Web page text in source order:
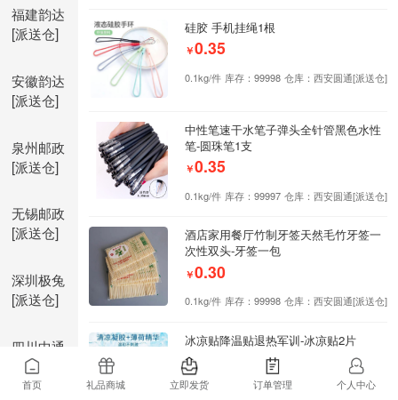
福建韵达
[派送仓]
安徽韵达
[派送仓]
泉州邮政
[派送仓]
无锡邮政
[派送仓]
深圳极兔
[派送仓]
四川中通
[派送仓]
硅胶 手机挂绳1根
￥0.35
0.1kg/件 库存：99998 仓库：西安圆通[派送仓]
中性笔速干水笔子弹头全针管黑色水性
笔-圆珠笔1支
￥0.35
0.1kg/件 库存：99997 仓库：西安圆通[派送仓]
酒店家用餐厅竹制牙签天然毛竹牙签一
次性双头-牙签一包
￥0.30
0.1kg/件 库存：99998 仓库：西安圆通[派送仓]
冰凉贴降温贴退热军训-冰凉贴2片
￥0.25
0.1kg/件 库存：99998 仓库：西安圆通[派送仓]
首页 礼品商城 立即发货 订单管理 个人中心